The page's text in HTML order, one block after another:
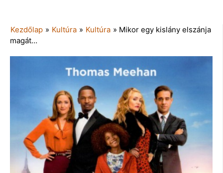
Kezdőlap » Kultúra » Kultúra » Mikor egy kislány elszánja
magát…